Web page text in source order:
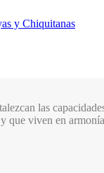
y Chiquitanas
las
que viven en